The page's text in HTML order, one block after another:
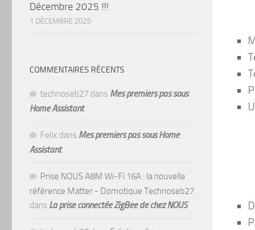
Décembre 2025 !!!
1 DÉCEMBRE 2025
COMMENTAIRES RÉCENTS
technoseb27 dans Mes premiers pas sous
Home Assistant
Felix dans Mes premiers pas sous Home
Assistant
Prise NOUS A8M Wi-Fi 16A : la nouvelle
référence Matter - Domotique Technoseb27
dans La prise connectée ZigBee de chez NOUS